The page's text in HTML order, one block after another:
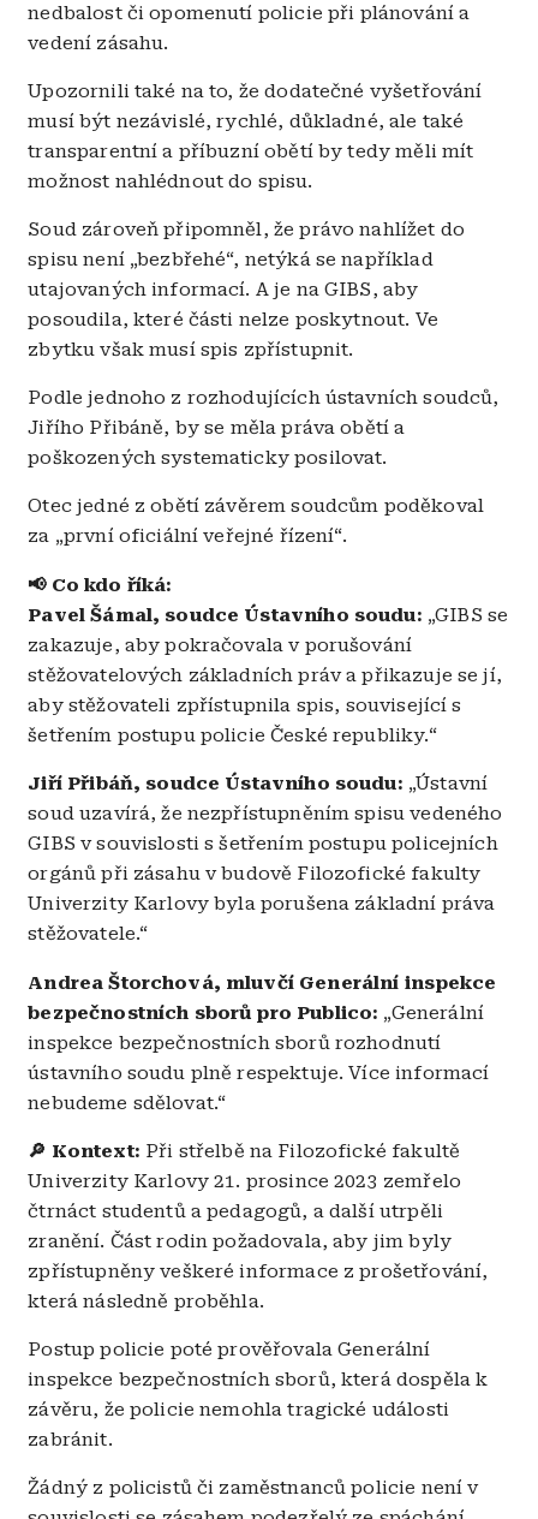
nedbalost či opomenutí policie při plánování a
vedení zásahu.
Upozornili také na to, že dodatečné vyšetřování
musí být nezávislé, rychlé, důkladné, ale také
transparentní a příbuzní obětí by tedy měli mít
možnost nahlédnout do spisu.
Soud zároveň připomněl, že právo nahlížet do
spisu není „bezbřehé“, netýká se například
utajovaných informací. A je na GIBS, aby
posoudila, které části nelze poskytnout. Ve
zbytku však musí spis zpřístupnit.
Podle jednoho z rozhodujících ústavních soudců,
Jiřího Přibáně, by se měla práva obětí a
poškozených systematicky posilovat.
Otec jedné z obětí závěrem soudcům poděkoval
za „první oficiální veřejné řízení“.
📢 Co kdo říká:
Pavel Šámal, soudce Ústavního soudu: „GIBS se
zakazuje, aby pokračovala v porušování
stěžovatelových základních práv a přikazuje se jí,
aby stěžovateli zpřístupnila spis, související s
šetřením postupu policie České republiky.“
Jiří Přibáň, soudce Ústavního soudu: „Ústavní
soud uzavírá, že nezpřístupněním spisu vedeného
GIBS v souvislosti s šetřením postupu policejních
orgánů při zásahu v budově Filozofické fakulty
Univerzity Karlovy byla porušena základní práva
stěžovatele.“
Andrea Štorchová, mluvčí Generální inspekce
bezpečnostních sborů pro Publico: „Generální
inspekce bezpečnostních sborů rozhodnutí
ústavního soudu plně respektuje. Více informací
nebudeme sdělovat.“
🔎 Kontext: Při střelbě na Filozofické fakultě
Univerzity Karlovy 21. prosince 2023 zemřelo
čtrnáct studentů a pedagogů, a další utrpěli
zranění. Část rodin požadovala, aby jim byly
zpřístupněny veškeré informace z prošetřování,
která následně proběhla.
Postup policie poté prověřovala Generální
inspekce bezpečnostních sborů, která dospěla k
závěru, že policie nemohla tragické události
zabránit.
Žádný z policistů či zaměstnanců policie není v